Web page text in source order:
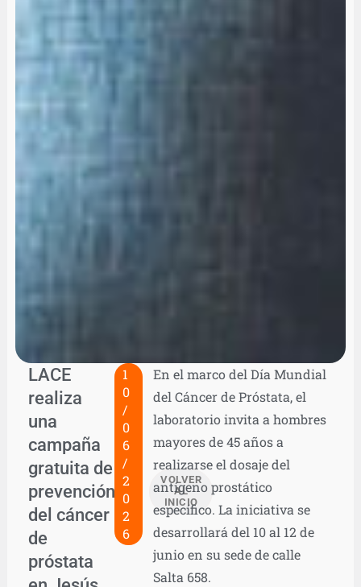
LACE
realiza
una
campaña
gratuita de
prevención
del cáncer
de
próstata
1
0
/
0
6
/
2
0
2
6
VOLVER
AL
INICIO
En el marco del Día Mundial
del Cáncer de Próstata, el
laboratorio invita a hombres
mayores de 45 años a
realizarse el dosaje del
antígeno prostático
específico. La iniciativa se
desarrollará del 10 al 12 de
junio en su sede de calle
Salta 658.